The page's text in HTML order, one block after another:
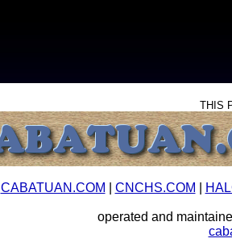
THIS
CABATUAN.COM CNCHS.COM
operated and